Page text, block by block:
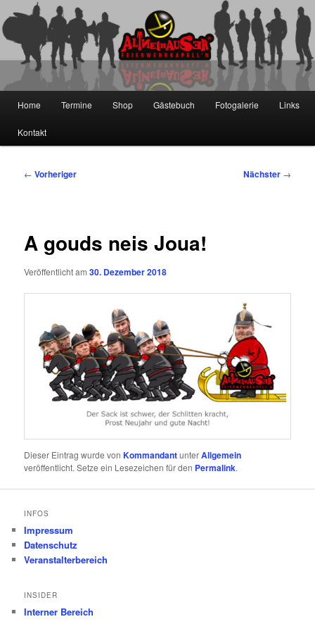
primären
Inhalt
springenDie Altneihauser Feierwehrkapell'n
Home Termine Shop Gästebuch Fotogalerie Links
Kontakt
Beitragsnavigation
← Vorheriger Nächster →
A gouds neis Joua!
Veröffentlicht am30. Dezember 2018
Dieser Eintrag wurde vonKommandantunterAllgemein
veröffentlicht. Setze ein Lesezeichen für den Permalink.
INFOS
Impressum
Datenschutz
Veranstalterbereich
INSIDER
Interner Bereich